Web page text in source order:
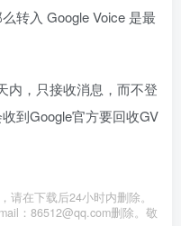
转入 Google Voice 是最
内，只接收消息，而不登
到Google官方要回收GV
在下载后24小时内删除。
：86512@qq.com删除。敬